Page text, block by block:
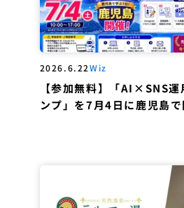
2026.6.22Wiz
【参加無料】「AI×SNS
ンプ」を7月4日に鹿児島